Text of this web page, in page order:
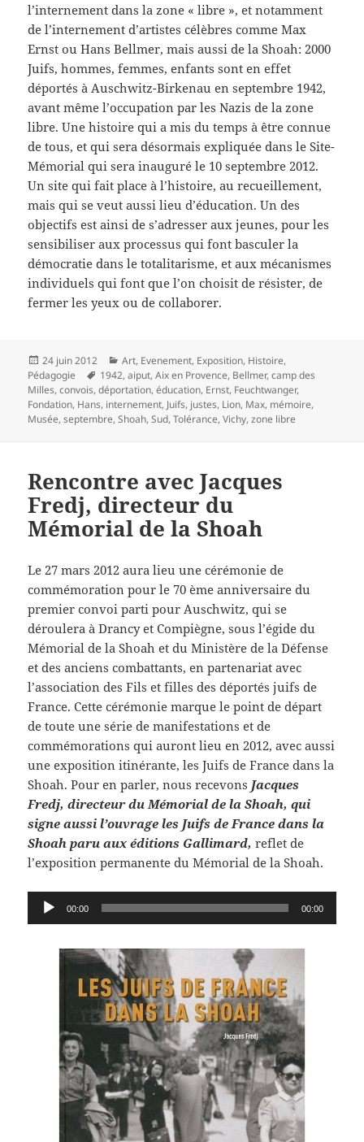
l’internement dans la zone « libre », et notamment
de l’internement d’artistes célèbres comme Max
Ernst ou Hans Bellmer, mais aussi de la Shoah: 2000
Juifs, hommes, femmes, enfants sont en effet
déportés à Auschwitz-Birkenau en septembre 1942,
avant même l’occupation par les Nazis de la zone
libre. Une histoire qui a mis du temps à être connue
de tous, et qui sera désormais expliquée dans le Site-
Mémorial qui sera inauguré le 10 septembre 2012.
Un site qui fait place à l’histoire, au recueillement,
mais qui se veut aussi lieu d’éducation. Un des
objectifs est ainsi de s’adresser aux jeunes, pour les
sensibiliser aux processus qui font basculer la
démocratie dans le totalitarisme, et aux mécanismes
individuels qui font que l’on choisit de résister, de
fermer les yeux ou de collaborer.
Publié
le
24 juin 2012 Catégories
Art, Evenement, Exposition, Histoire,
Pédagogie
Mots-
clés
1942,aiput,Aix en Provence, Bellmer,camp des
Milles,convois,déportation,éducation, Ernst, Feuchtwanger,
Fondation, Hans, internement, Juifs, justes, Lion, Max, mémoire,
Musée,septembre,Shoah,Sud,Tolérance,Vichy,zone libre
Rencontre avec Jacques
Fredj, directeur du
Mémorial de la Shoah
Le 27 mars 2012 aura lieu une cérémonie de
commémoration pour le 70 ème anniversaire du
premier convoi parti pour Auschwitz, qui se
déroulera à Drancy et Compiègne, sous l’égide du
Mémorial de la Shoah et du Ministère de la Défense
et des anciens combattants, en partenariat avec
l’association des Fils et filles des déportés juifs de
France. Cette cérémonie marque le point de départ
de toute une série de manifestations et de
commémorations qui auront lieu en 2012, avec aussi
une exposition itinérante, les Juifs de France dans la
Shoah. Pour en parler, nous recevons Jacques
Fredj, directeur du Mémorial de la Shoah, qui
signe aussi l’ouvrage les Juifs de France dans la
Shoah paru aux éditions Gallimard, reflet de
l’exposition permanente du Mémorial de la Shoah.
Lecteur 00:00 00:00